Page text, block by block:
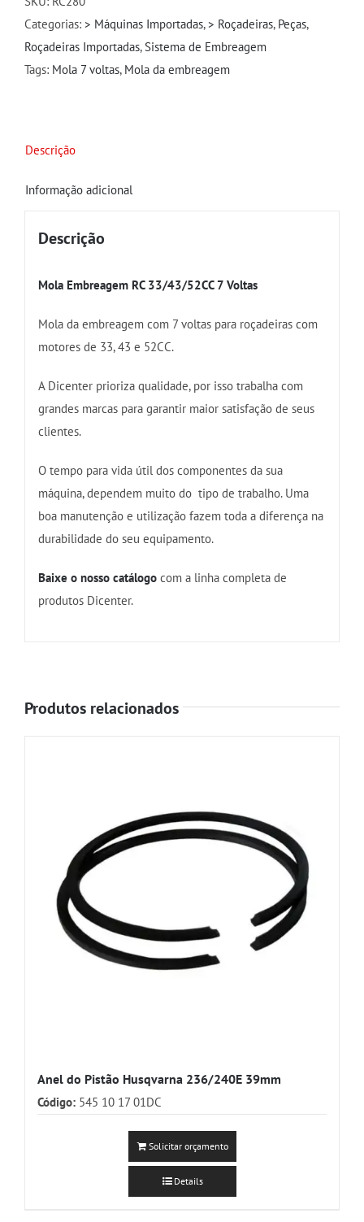
7
Voltas
quantidade
Categorias: > Máquinas Importadas,> Roçadeiras, Peças,
Roçadeiras Importadas,Sistema de Embreagem
Tags: Mola 7 voltas, Mola da embreagem
Descrição
Informação adicional
Descrição
Mola Embreagem RC 33/43/52CC 7 Voltas
Mola da embreagem com 7 voltas para roçadeiras com
motores de 33, 43 e 52CC.
A Dicenter prioriza qualidade, por isso trabalha com
grandes marcas para garantir maior satisfação de seus
clientes.
O tempo para vida útil dos componentes da sua
máquina, dependem muito do tipo de trabalho. Uma
boa manutenção e utilização fazem toda a diferença na
durabilidade do seu equipamento.
Baixe o nosso catálogocom a linha completa de
produtos Dicenter.
Produtos relacionados
Anel do Pistão Husqvarna 236/240E 39mm
Código: 545 10 17 01DC
Solicitar orçamento
Details